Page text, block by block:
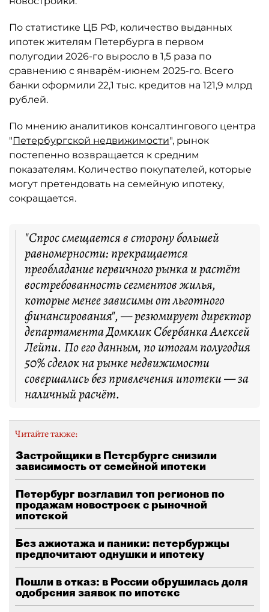
По статистике ЦБ РФ, количество выданных
ипотек жителям Петербурга в первом
полугодии 2026-го выросло в 1,5 раза по
сравнению с январём-июнем 2025-го. Всего
банки оформили 22,1 тыс. кредитов на 121,9 млрд
рублей.
По мнению аналитиков консалтингового центра
"Петербургской недвижимости", рынок
постепенно возвращается к средним
показателям. Количество покупателей, которые
могут претендовать на семейную ипотеку,
сокращается.
"Спрос смещается в сторону большей
равномерности: прекращается
преобладание первичного рынка и растёт
востребованность сегментов жилья,
которые менее зависимы от льготного
финансирования", — резюмирует директор
департамента Домклик Сбербанка Алексей
Лейпи. По его данным, по итогам полугодия
50% сделок на рынке недвижимости
совершались без привлечения ипотеки — за
наличный расчёт.
Читайте также:
Застройщики в Петербурге снизили
зависимость от семейной ипотеки
Петербург возглавил топ регионов по
продажам новостроек с рыночной
ипотекой
Без ажиотажа и паники: петербуржцы
предпочитают однушки и ипотеку
Пошли в отказ: в России обрушилась доля
одобрения заявок по ипотеке